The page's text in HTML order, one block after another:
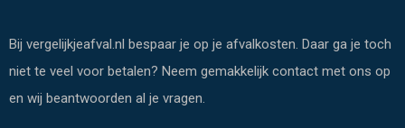
Bij vergelijkjeafval.nl bespaar je op je afvalkosten. Daar ga je toch
niet te veel voor betalen? Neem gemakkelijk contact met ons op
en wij beantwoorden al je vragen.